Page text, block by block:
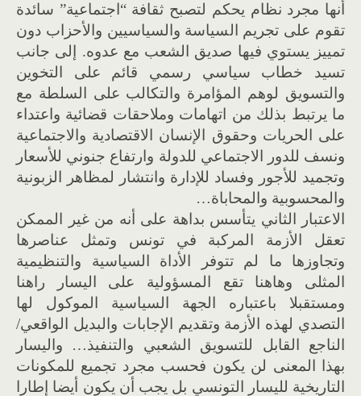
أنها مجرد نظام يحكم لتصبح ثقافة “اجتماعية” سائدة
تقوم على تجريم السياسة والسياسيين والأحزاب دون
تمييز يستوي فيها صديق الشعب مع عدوه. إلى جانب
تسيد خطاب سياسي رسمي قائم على التخوين
والتسويق لوهم المؤامرة والتكالب على السلطة مع
ما يرتبط بذلك من اتهامات وملاحقات قضائية واعتداء
على الحريات وحقوق الإنسان الاقتصادية والاجتماعية
ونسف للدور الاجتماعي للدولة وارتفاع جنوني للأسعار
وتجميد للأجور وفساد للإدارة وانتشار لمظاهر الزبونية
والمحسوبية والمحاباة…
الاعتبار الثاني يتأسس بداهة على أنه من غير الممكن
تعقل الأزمة المركبة في تونس وتمثل عناصرها
وتجاوزها ما لم تتوفر الأداة السياسية والتنظيمية
المثلى وهاهنا تقع المسؤولية على اليسار راهنا
ومستقبلا باعتباره الجهة السياسية الموكول لها
التصدي لهذه الأزمة وتقديم الإجابات والبديل الواقعي/
الناجع القابل للتسويق الشعبي والتنفيذ… واليسار
بهذا المعنى لن يكون فحسب مجرد تجميع للمكونات
التاريخية لليسار التونسي بل يجب أن يكون أيضا إطارا